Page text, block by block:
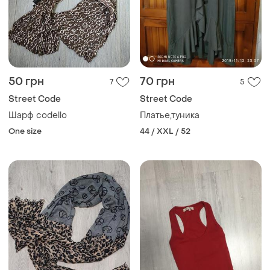
50 грн 7
Street Code
Шарф codello
One size
70 грн 5
Street Code
Платье,туника
44 / XXL / 52